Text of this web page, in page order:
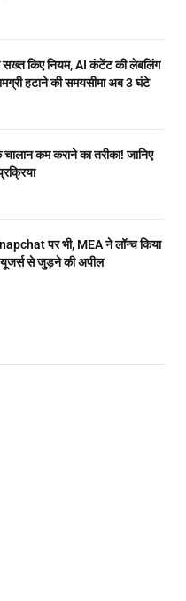
किए नियम, AI कंटेंट की लेबलिंग
हटाने की समयसीमा अब 3 घंटे
कम कराने का तरीका! जानिए
पर भी, MEA ने लॉन्च किया
से जुड़ने की अपील